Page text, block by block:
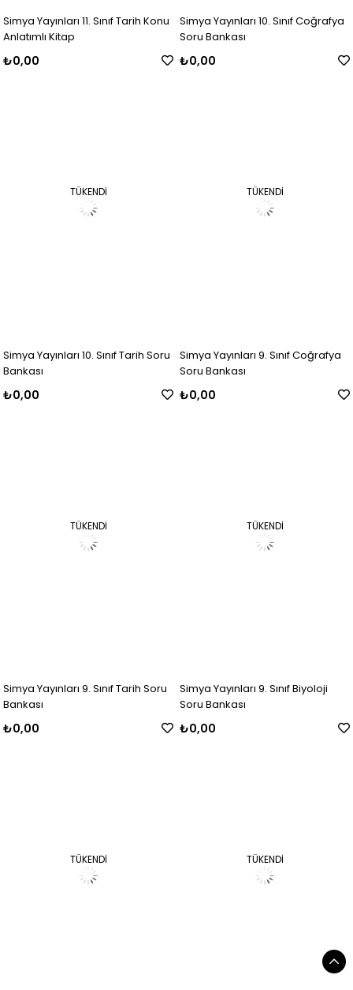
Simya Yayınları 11. Sınıf Tarih Konu
Anlatımlı Kitap
₺0,00
Simya Yayınları 10. Sınıf Coğrafya
Soru Bankası
₺0,00
TÜKENDI
Simya Yayınları 10. Sınıf Tarih Soru
Bankası
₺0,00
TÜKENDI
Simya Yayınları 9. Sınıf Coğrafya
Soru Bankası
₺0,00
TÜKENDI
Simya Yayınları 9. Sınıf Tarih Soru
Bankası
₺0,00
TÜKENDI
Simya Yayınları 9. Sınıf Biyoloji
Soru Bankası
₺0,00
TÜKENDI TÜKENDI